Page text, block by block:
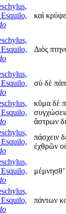
Esquilo,
καὶ
Esquilo,
Διὸς
Esquilo,
σὺ δὲ
Esquilo,
κῦμα δὲ
ἄστρων
Esquilo,
πάσχειν
ἐχθρῶν
Esquilo,
Esquilo,
πάντων